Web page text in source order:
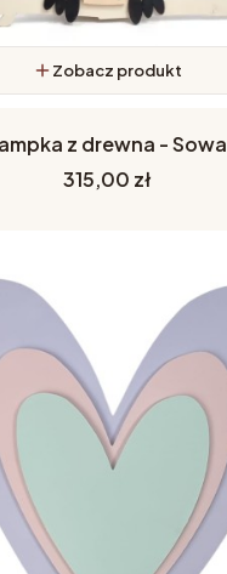
Zobacz produkt
z drewna - Sowa
Cena
315,00 zł